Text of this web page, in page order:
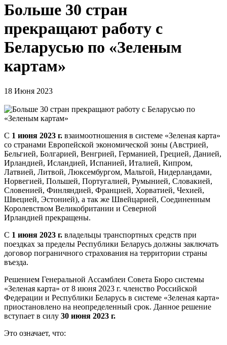
Больше 30 стран
прекращают работу с
Беларусью по «Зеленым
картам»
18 Июня 2023
С 1 июня 2023 г. взаимоотношения в системе «Зеленая карта»
со странами Европейской экономической зоны (Австрией,
Бельгией, Болгарией, Венгрией, Германией, Грецией, Данией,
Ирландией, Исландией, Испанией, Италией, Кипром,
Латвией, Литвой, Люксембургом, Мальтой, Нидерландами,
Норвегией, Польшей, Португалией, Румынией, Словакией,
Словенией, Финляндией, Францией, Хорватией, Чехией,
Швецией, Эстонией), а так же Швейцарией, Соединенным
Королевством Великобритании и Северной
Ирландией прекращены.
С 1 июня 2023 г. владельцы транспортных средств при
поездках за пределы Республики Беларусь должны заключать
договор пограничного страхования на территории страны
въезда.
Решением Генеральной Ассамблеи Совета Бюро системы
«Зеленая карта» от 8 июня 2023 г. членство Российской
Федерации и Республики Беларусь в системе «Зеленая карта»
приостановлено на неопределенный срок. Данное решение
вступает в силу 30 июня 2023 г.
Это означает, что: